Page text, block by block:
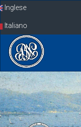
SkipInglese
Italiano